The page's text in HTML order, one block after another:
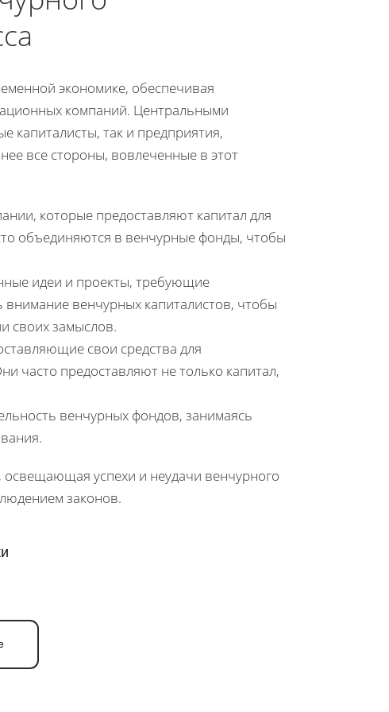
экономике, обеспечивая
компаний. Центральными
капиталисты, так и предприятия,
все стороны, вовлеченные в этот
которые предоставляют капитал для
объединяются в венчурные фонды, чтобы
идеи и проекты, требующие
венчурных капиталистов, чтобы
своих замыслов.
свои средства для
часто предоставляют не только капитал,
венчурных фондов, занимаясь
успехи и неудачи венчурного
законов.